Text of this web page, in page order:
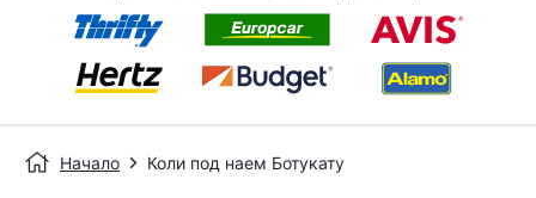
Начало Коли под наем Ботукату